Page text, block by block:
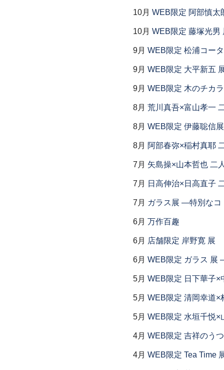
10月 WEB限定 阿部慎太
10月 WEB限定 藤塚光男
9月 WEB限定 松浦コー
9月 WEB限定 大平新五
9月 WEB限定 木のチカ
8月 荒川真吾×富山孝一
8月 WEB限定 伊藤聡信展
8月 阿部春弥×稲村真耶
7月 矢島操×山本哲也 二
7月 日高伸治×日高直子
7月 ガラス展 ―特別な
6月 万作百趣
6月 店舗限定 岸野寛 展
6月 WEB限定 ガラス
5月 WEB限定 日下華子×
5月 WEB限定 清岡幸道×
5月 WEB限定 水垣千悦×
4月 WEB限定 吉祥のう
4月 WEB限定 Tea Time